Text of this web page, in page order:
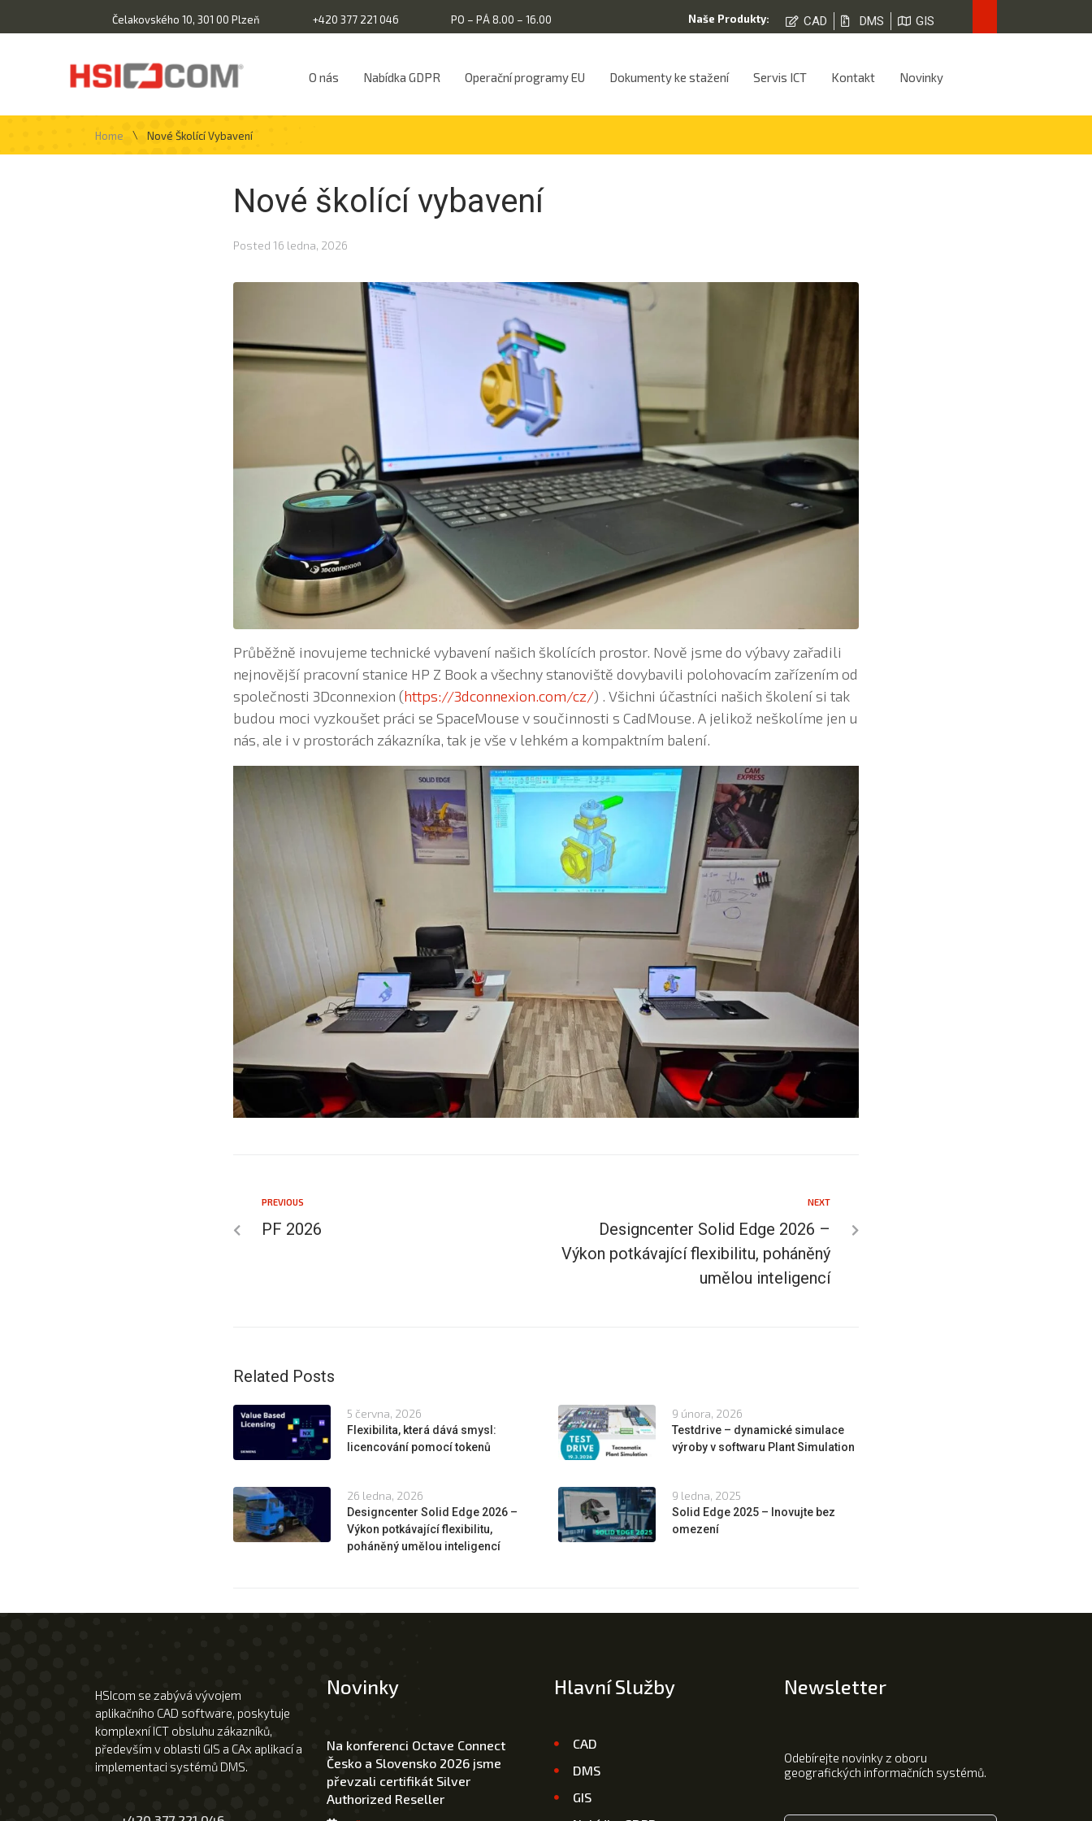
Čelakovského 10, 301 00 Plzeň +420 377 221 046 PO – PÁ 8.00 – 16.00 Naše Produkty: CAD DMS GIS
O nás Nabídka GDPR Operační programy EU Dokumenty ke stažení Servis ICT Kontakt Novinky
Home \ Nové Školící Vybavení
Nové školící vybavení
Posted 16 ledna, 2026
Průběžně inovujeme technické vybavení našich školících prostor. Nově jsme do výbavy zařadili
nejnovější pracovní stanice HP Z Book a všechny stanoviště dovybavili polohovacím zařízením od
společnosti 3Dconnexion (https://3dconnexion.com/cz/) . Všichni účastníci našich školení si tak
budou moci vyzkoušet práci se SpaceMouse v součinnosti s CadMouse. A jelikož neškolíme jen u
nás, ale i v prostorách zákazníka, tak je vše v lehkém a kompaktním balení.
PREVIOUS
PF 2026
NEXT
Designcenter Solid Edge 2026 –
Výkon potkávající flexibilitu, poháněný
umělou inteligencí
Related Posts
5 června, 2026
Flexibilita, která dává smysl:
licencování pomocí tokenů
9 února, 2026
Testdrive – dynamické simulace
výroby v softwaru Plant Simulation
26 ledna, 2026
Designcenter Solid Edge 2026 –
Výkon potkávající flexibilitu,
poháněný umělou inteligencí
9 ledna, 2025
Solid Edge 2025 – Inovujte bez
omezení
HSIcom se zabývá vývojem
aplikačního CAD software, poskytuje
komplexní ICT obsluhu zákazníků,
především v oblasti GIS a CAx aplikací a
implementaci systémů DMS.
Novinky
Na konferenci Octave Connect
Česko a Slovensko 2026 jsme
převzali certifikát Silver
Authorized Reseller
Hlavní Služby
CAD
DMS
GIS
Newsletter
Odebírejte novinky z oboru
geografických informačních systémů.